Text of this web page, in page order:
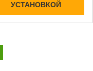
УСТАНОВКОЙ